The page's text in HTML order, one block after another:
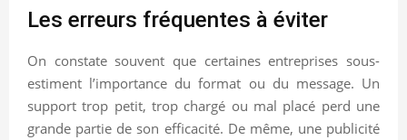
Les erreurs fréquentes à éviter
On constate souvent que certaines entreprises sous-
estiment l’importance du format ou du message. Un
support trop petit, trop chargé ou mal placé perd une
grande partie de son efficacité. De même, une publicité